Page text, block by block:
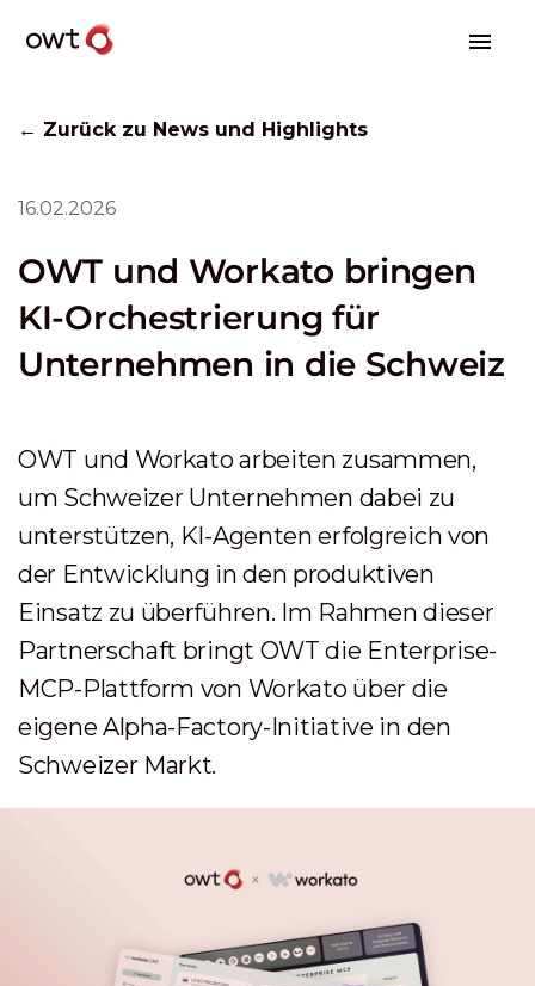
← Zurück zu News und Highlights
16.02.2026
OWT und Workato bringen
KI-Orchestrierung für
Unternehmen in die Schweiz
OWT und Workato arbeiten zusammen,
um Schweizer Unternehmen dabei zu
unterstützen, KI-Agenten erfolgreich von
der Entwicklung in den produktiven
Einsatz zu überführen. Im Rahmen dieser
Partnerschaft bringt OWT die Enterprise-
MCP-Plattform von Workato über die
eigene Alpha-Factory-Initiative in den
Schweizer Markt.